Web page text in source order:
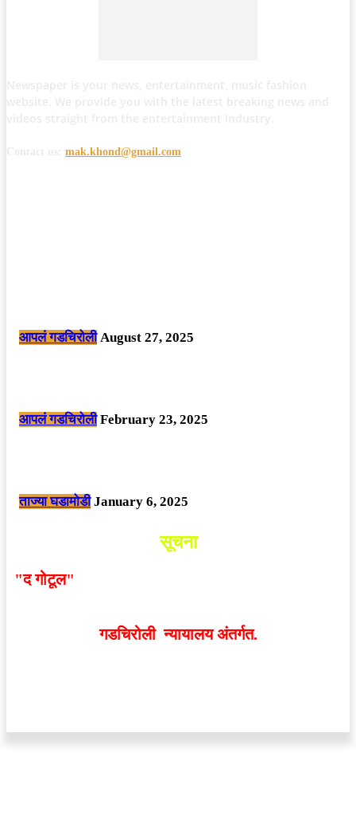
mak.khond@gmail.com
आपलं गडचिरोली August 27, 2025
आपलं गडचिरोली February 23, 2025
ताज्या घडामोडी January 6, 2025
सूचना
"द गोटूल"
गडचिरोली न्यायालय अंतर्गत.